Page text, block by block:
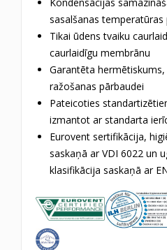
sasalšanas temperatūras
Tikai ūdens tvaiku
caurlaidīgu membrānu
Garantēta
ražošanas pārbaudei
Pateicoties
izmantot ar standarta
Eurovent sertifikācija,
saskaņā ar VDI 6022 un
klasifikācija saskaņā ar